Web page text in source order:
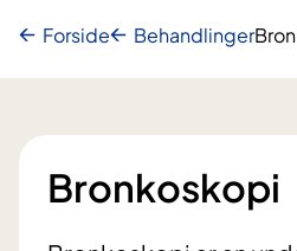
Forside Behandlinger
Bronkoskopi